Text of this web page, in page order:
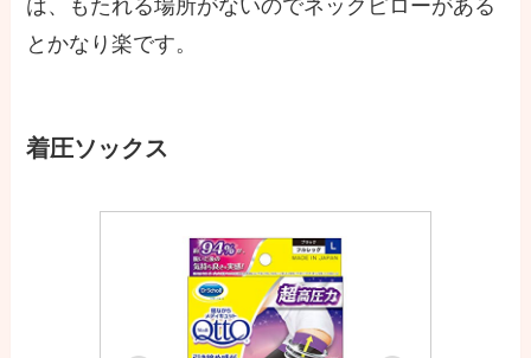
は、もたれる場所がないのでネックピローがある
とかなり楽です。
着圧ソックス